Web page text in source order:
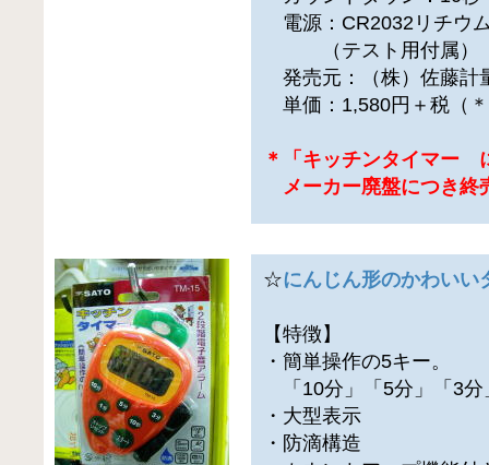
電源：CR2032リチウ
（テスト用付属）
発売元：（株）佐藤計
単価：1,580円＋税（
＊「キッチンタイマー
メーカー廃盤につき終
☆にんじん形のかわいい
【特徴】
・簡単操作の5キー。
「10分」「5分」「3分
・大型表示
・防滴構造